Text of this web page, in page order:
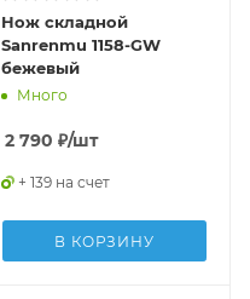
Нож складной
Sanrenmu 1158-GW
бежевый
Много
2 790 ₽/шт
+ 139 на счет
В КОРЗИНУ